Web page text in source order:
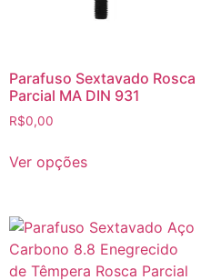
Parafuso Sextavado Rosca
Parcial MA DIN 931
R$0,00
Ver opções